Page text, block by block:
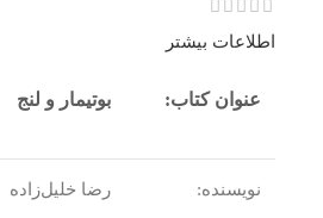
اطلاعات بیشتر
عنوان کتاب: بوتیمار و لنج
نویسنده: رضا خلیل‌زاده